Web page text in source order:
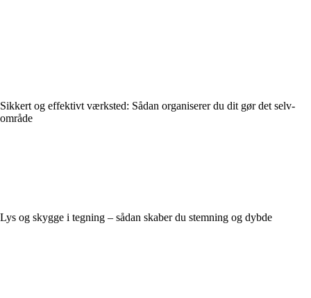
Sikkert og effektivt værksted: Sådan organiserer du dit gør det selv-
område
Lys og skygge i tegning – sådan skaber du stemning og dybde